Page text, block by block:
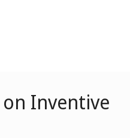
Inventive